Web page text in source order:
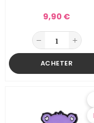
9,90 €
ACHETER